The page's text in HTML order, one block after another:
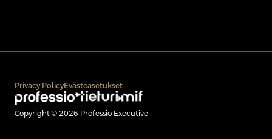
Privacy PolicyEvästeasetukset
Copyright © 2026 Professio Executive